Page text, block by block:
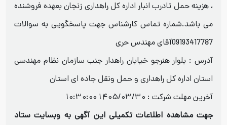
، هزینه حمل تادرب انبار اداره کل راهداری زنجان بعهده فروشنده
می باشد.شماره تماس کارشناس جهت پاسخگویی به سوالات
09193417787آقای مهندس حری
آدرس : بلوار هنرجو خیابان راهدار جنب سازمان نظام مهندسی
استان اداره کل راهداری و حمل ونقل جاده ای استان
آخرین مهلت شرکت : 1405/03/30 10:30:00
جهت مشاهده اطلاعات تکمیلی این آگهی به وبسایت ستاد